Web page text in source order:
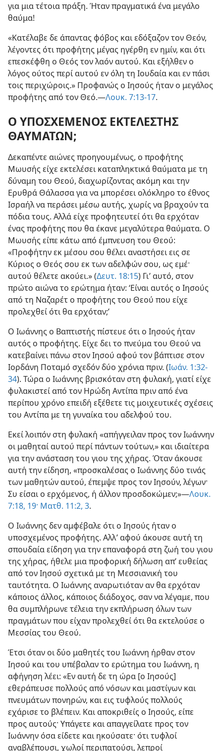
για μια τέτοια πράξη. Ήταν πραγματικά ένα μεγάλο
θαύμα!
«Κατέλαβε δε άπαντας φόβος και εδόξαζον τον Θεόν,
λέγοντες ότι προφήτης μέγας ηγέρθη εν ημίν, και ότι
επεσκέφθη ο Θεός τον λαόν αυτού. Και εξήλθεν ο
λόγος ούτος περί αυτού εν όλη τη Ιουδαία και εν πάσι
τοις περιχώροις.» Προφανώς ο Ιησούς ήταν ο μεγάλος
προφήτης από τον Θεό.—Λουκ. 7:13-17.
Ο ΥΠΟΣΧΕΜΕΝΟΣ ΕΚΤΕΛΕΣΤΗΣ
ΘΑΥΜΑΤΩΝ;
Δεκαπέντε αιώνες προηγουμένως, ο προφήτης
Μωυσής είχε εκτελέσει καταπληκτικά θαύματα με τη
δύναμη του Θεού, διαχωρίζοντας ακόμη και την
Ερυθρά Θάλασσα για να μπορέσει ολόκληρο το έθνος
Ισραήλ να περάσει μέσω αυτής, χωρίς να βραχούν τα
πόδια τους. Αλλά είχε προφητευτεί ότι θα ερχόταν
ένας προφήτης που θα έκανε μεγαλύτερα θαύματα. Ο
Μωυσής είπε κάτω από έμπνευση του Θεού:
«Προφήτην εκ μέσου σου θέλει αναστήσει εις σε
Κύριος ο Θεός σου εκ των αδελφών σου, ως εμέ·
αυτού θέλετε ακούει.» (Δευτ. 18:15) Γι’ αυτό, στον
πρώτο αιώνα το ερώτημα ήταν: ‘Είναι αυτός ο Ιησούς
από τη Ναζαρέτ ο προφήτης του Θεού που είχε
προλεχθεί ότι θα ερχόταν;’
Ο Ιωάννης ο Βαπτιστής πίστευε ότι ο Ιησούς ήταν
αυτός ο προφήτης. Είχε δει το πνεύμα του Θεού να
κατεβαίνει πάνω στον Ιησού αφού τον βάπτισε στον
Ιορδάνη Ποταμό σχεδόν δύο χρόνια πριν. (Ιωάν. 1:32-
34). Τώρα ο Ιωάννης βρισκόταν στη φυλακή, γιατί είχε
φυλακιστεί από τον Ηρώδη Αντίπα πριν από ένα
περίπου χρόνο επειδή εξέθετε τις μοιχευτικές σχέσεις
του Αντίπα με τη γυναίκα του αδελφού του.
Εκεί λοιπόν στη φυλακή «απήγγειλαν προς τον Ιωάννην
οι μαθηταί αυτού περί πάντων τούτων,» και ιδιαίτερα
για την ανάσταση του γιου της χήρας. Όταν άκουσε
αυτή την είδηση, «προσκαλέσας ο Ιωάννης δύο τινάς
των μαθητών αυτού, έπεμψε προς τον Ιησούν, λέγων·
Συ είσαι ο ερχόμενος, ή άλλον προσδοκώμεν;»—Λουκ.
7:18, 19· Ματθ. 11:2, 3.
Ο Ιωάννης δεν αμφέβαλε ότι ο Ιησούς ήταν ο
υποσχεμένος προφήτης. Αλλ’ αφού άκουσε αυτή τη
σπουδαία είδηση για την επαναφορά στη ζωή του γιου
της χήρας, ήθελε μια προφορική δήλωση απ’ ευθείας
από τον Ιησού σχετικά με τη Μεσσιανική του
ταυτότητα. Ο Ιωάννης αναρωτιόταν αν θα ερχόταν
κάποιος άλλος, κάποιος διάδοχος, σαν να λέγαμε, που
θα συμπλήρωνε τέλεια την εκπλήρωση όλων των
πραγμάτων που είχαν προλεχθεί ότι θα εκτελούσε ο
Μεσσίας του Θεού.
Έτσι όταν οι δύο μαθητές του Ιωάννη ήρθαν στον
Ιησού και του υπέβαλαν το ερώτημα του Ιωάννη, η
αφήγηση λέει: «Εν αυτή δε τη ώρα [ο Ιησούς]
εθεράπευσε πολλούς από νόσων και μαστίγων και
πνευμάτων πονηρών, και εις τυφλούς πολλούς
εχάρισε το βλέπειν. Και αποκριθείς ο Ιησούς, είπε
προς αυτούς· Υπάγετε και απαγγείλατε προς τον
Ιωάννην όσα είδετε και ηκούσατε· ότι τυφλοί
αναβλέπουσι, χωλοί περιπατούσι, λεπροί